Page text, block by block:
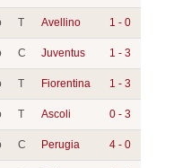
T Avellino 1 - 0
C Juventus 1 - 3
T Fiorentina 1 - 3
T Ascoli 0 - 3
C Perugia 4 - 0